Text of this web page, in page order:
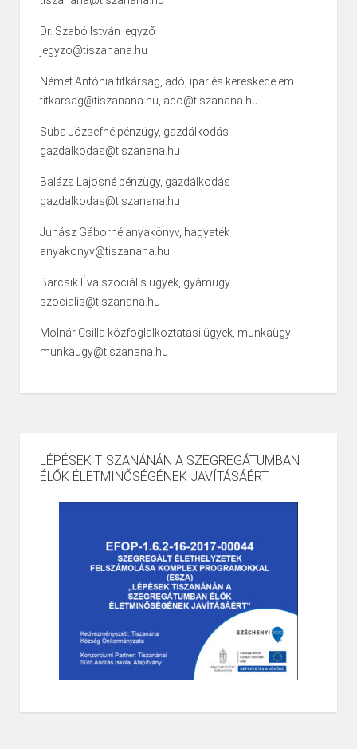
Dr. Szabó István jegyző
jegyzo@tiszanana.hu
Német Antónia titkárság, adó, ipar és kereskedelem
titkarsag@tiszanana.hu, ado@tiszanana.hu
Suba Józsefné pénzügy, gazdálkodás
gazdalkodas@tiszanana.hu
Balázs Lajosné pénzügy, gazdálkodás
gazdalkodas@tiszanana.hu
Juhász Gáborné anyakönyv, hagyaték
anyakonyv@tiszanana.hu
Barcsik Éva szociális ügyek, gyámügy
szocialis@tiszanana.hu
Molnár Csilla közfoglalkoztatási ügyek, munkaügy
munkaugy@tiszanana.hu
LÉPÉSEK TISZANÁNÁN A SZEGREGÁTUMBAN
ÉLŐK ÉLETMINŐSÉGÉNEK JAVÍTÁSÁÉRT